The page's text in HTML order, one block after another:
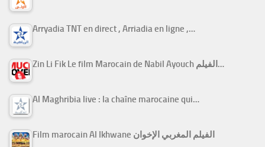
Arryadia TNT en direct , Arriadia en ligne ,…
Zin Li Fik Le film Marocain de Nabil Ayouch الفيلم…
Al Maghribia live : la chaîne marocaine qui…
Film marocain Al Ikhwane الفيلم المغربي الإخوان